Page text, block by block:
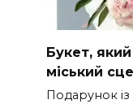
Букет,
міський
Подарунок із